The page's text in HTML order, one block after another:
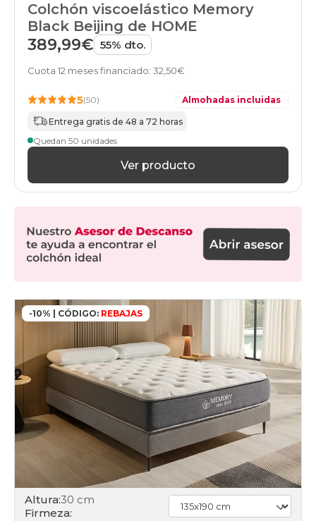
Colchón viscoelástico Memory
Black Beijing de HOME
389,99€ 55% dto.
Cuota 12 meses financiado: 32,50€
5(50) Almohadas incluidas
Entrega gratis de 48 a 72 horas
Quedan 50 unidades
Ver producto
-10% | CÓDIGO: REBAJAS
Altura:30 cm
Firmeza: